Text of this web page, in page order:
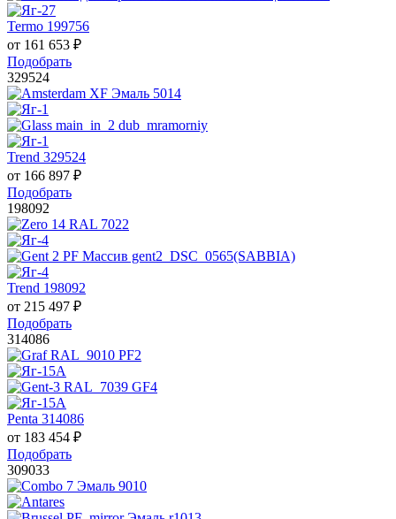
Termo 199756
от 161 653 ₽
Подобрать
329524
Trend 329524
от 166 897 ₽
Подобрать
198092
Trend 198092
от 215 497 ₽
Подобрать
314086
Penta 314086
от 183 454 ₽
Подобрать
309033